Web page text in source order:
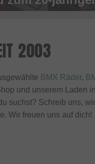
2003
BMX Räder,
und unserem Laden
suchst? Schreib uns,
Wir freuen uns auf dich!